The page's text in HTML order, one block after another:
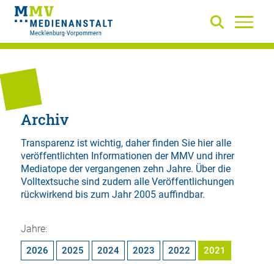
Archiv
Transparenz ist wichtig, daher finden Sie hier alle
veröffentlichten Informationen der MMV und ihrer
Mediatope der vergangenen zehn Jahre. Über die
Volltextsuchesind zudem alle Veröffentlichungen
rückwirkend bis zum Jahr 2005 auffindbar.
Jahre:
2026 2025 2024 2023 2022 2021